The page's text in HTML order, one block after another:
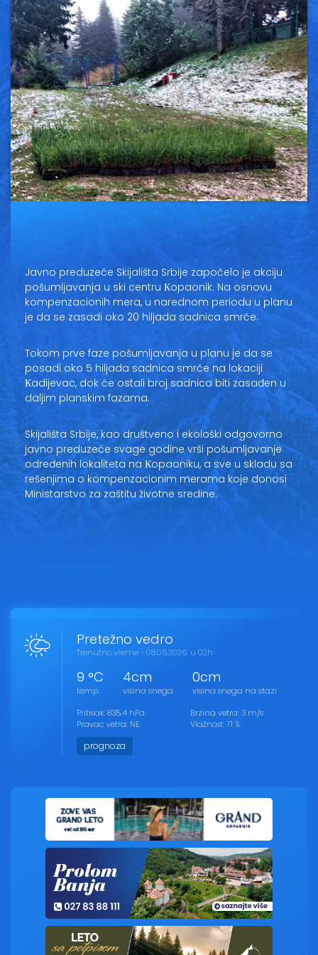
Vesti
Oglasi
Galerija
Copyright© 2020
HopNaKop
Javno preduzeće Skijališta Srbije započelo je akciju
pošumljavanja u ski centru Кopaonik. Na osnovu
kompenzacionih mera, u narednom periodu u planu
je da se zasadi oko 20 hiljada sadnica smrče.
Tokom prve faze pošumljavanja u planu je da se
posadi oko 5 hiljada sadnica smrče na lokaciji
Кadijevac, dok će ostali broj sadnica biti zasađen u
daljim planskim fazama.
Skijališta Srbije, kao društveno i ekološki odgovorno
javno preduzeće svage godine vrši pošumljavanje
određenih lokaliteta na Кopaoniku, a sve u skladu sa
rešenjima o kompenzacionim merama koje donosi
Ministarstvo za zaštitu životne sredine.
Pretežno vedro
Trenutno vreme - 08.06.2026. u 02h
9 °C
temp.
4cm
visina snega
0cm
visina snega na stazi
Pritisak: 835.4 hPa
Pravac vetra: NE
Brzina vetra: 3 m/s
Vlažnost: 71 %
prognoza